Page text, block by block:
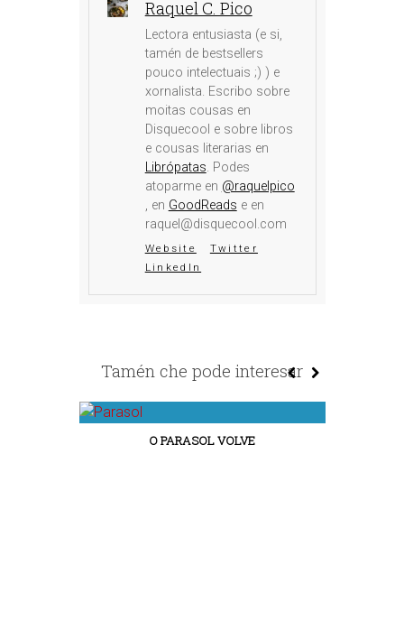
Raquel C. Pico
Lectora entusiasta (e si,
tamén de bestsellers
pouco intelectuais ;) ) e
xornalista. Escribo sobre
moitas cousas en
Disquecool e sobre libros
e cousas literarias en
Librópatas. Podes
atoparme en @raquelpico
, en GoodReads e en
raquel@disquecool.com
Website
Twitter
LinkedIn
Tamén che pode interesar
O PARASOL VOLVE